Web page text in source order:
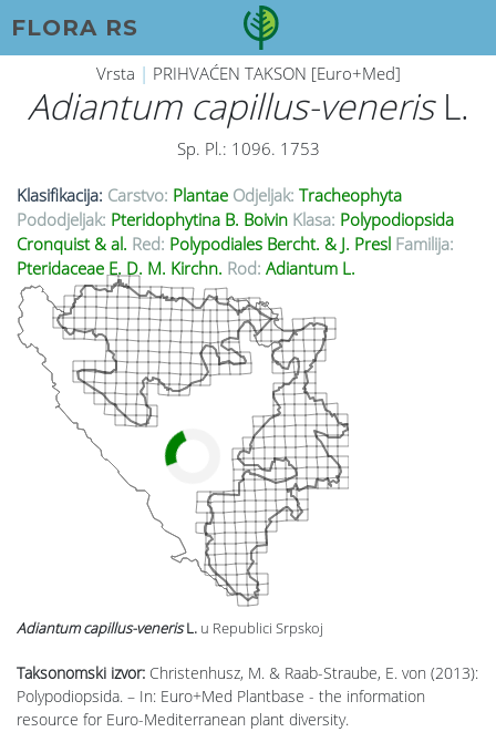
FLORA RS
Vrsta | PRIHVAĆEN TAKSON [Euro+Med]
Adiantum capillus-venerisL.
Sp. Pl.: 1096. 1753
Klasifikacija: Carstvo: Plantae Odjeljak: Tracheophyta
Pododjeljak: Pteridophytina B. Boivin Klasa: Polypodiopsida
Cronquist & al. Red: Polypodiales Bercht. & J. Presl Familija:
Pteridaceae E. D. M. Kirchn. Rod: Adiantum L.
Taksonomski izvor: Christenhusz, M. & Raab-Straube, E. von (2013):
Polypodiopsida. – In: Euro+Med Plantbase - the information
resource for Euro-Mediterranean plant diversity.
Adiantum capillus-venerisL. u Republici Srpskoj